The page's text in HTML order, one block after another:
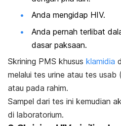
Anda mengidap HIV.
Anda pernah terlibat
dasar paksaan.
Skrining PMS khusus klamidia
melalui tes urine atau tes usab (
atau pada rahim.
Sampel dari tes ini kemudian
di laboratorium.